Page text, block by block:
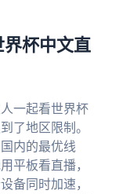
杯中文直
一起看世界杯
了地区限制。
内的最优线
平板看直播，
备同时加速，